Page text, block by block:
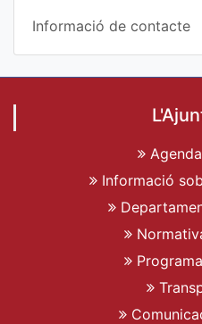
Informació de contacte
Informació